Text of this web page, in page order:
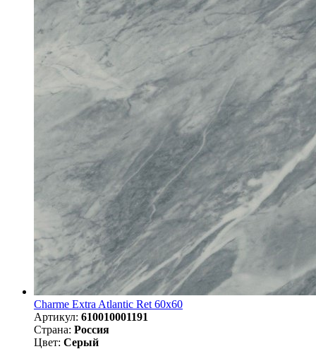
Charme Extra Atlantic Ret 60x60
Артикул: 610010001191
Страна: Россия
Цвет: Серый